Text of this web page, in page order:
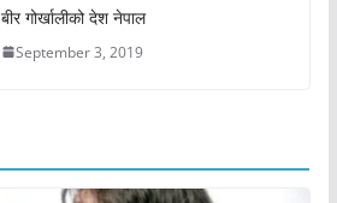
बीर गोर्खालीको देश नेपाल
September 3, 2019